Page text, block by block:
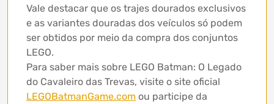
Vale destacar que os trajes dourados exclusivos
e as variantes douradas dos veículos só podem
ser obtidos por meio da compra dos conjuntos
LEGO.
Para saber mais sobre LEGO Batman: O Legado
do Cavaleiro das Trevas, visite o site oficial
LEGOBatmanGame.com ou participe da